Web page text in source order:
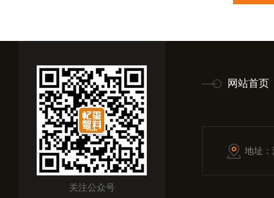
关注公众号
网站首页
地址：